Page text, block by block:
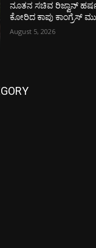
ನೂತನ ಸಚಿವ ರಿಜ್ವಾನ್
ಕೋರಿದ ಕಾಪು ಕಾಂಗ್ರೆಸ್
August 5, 2026